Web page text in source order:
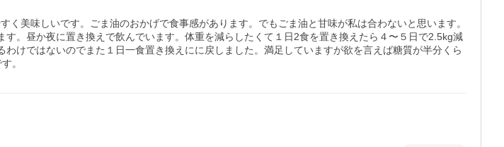
美味しいです。ごま油のおかげで食事感があります。でもごま油と甘味が私は合わないと思います。
。昼か夜に置き換えで飲んでいます。体重を減らしたくて１日2食を置き換えたら４〜５日で2.5kg減
けではないのでまた１日一食置き換えにに戻しました。満足していますが欲を言えば糖質が半分くら
。